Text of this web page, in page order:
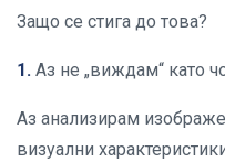
Защо се стига до това?
1. Аз не „виждам“ като
Аз анализирам
визуални